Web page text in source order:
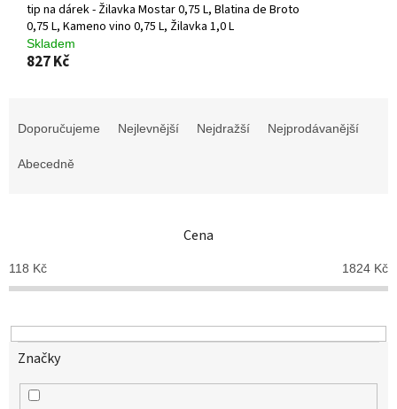
tip na dárek - Žilavka Mostar 0,75 L, Blatina de Broto
0,75 L, Kameno vino 0,75 L, Žilavka 1,0 L
Skladem
827 Kč
o
d
k
t
Doporučujeme Nejlevnější Nejdražší Nejprodávanější
Abecedně
Cena
118 Kč 1824 Kč
Značky